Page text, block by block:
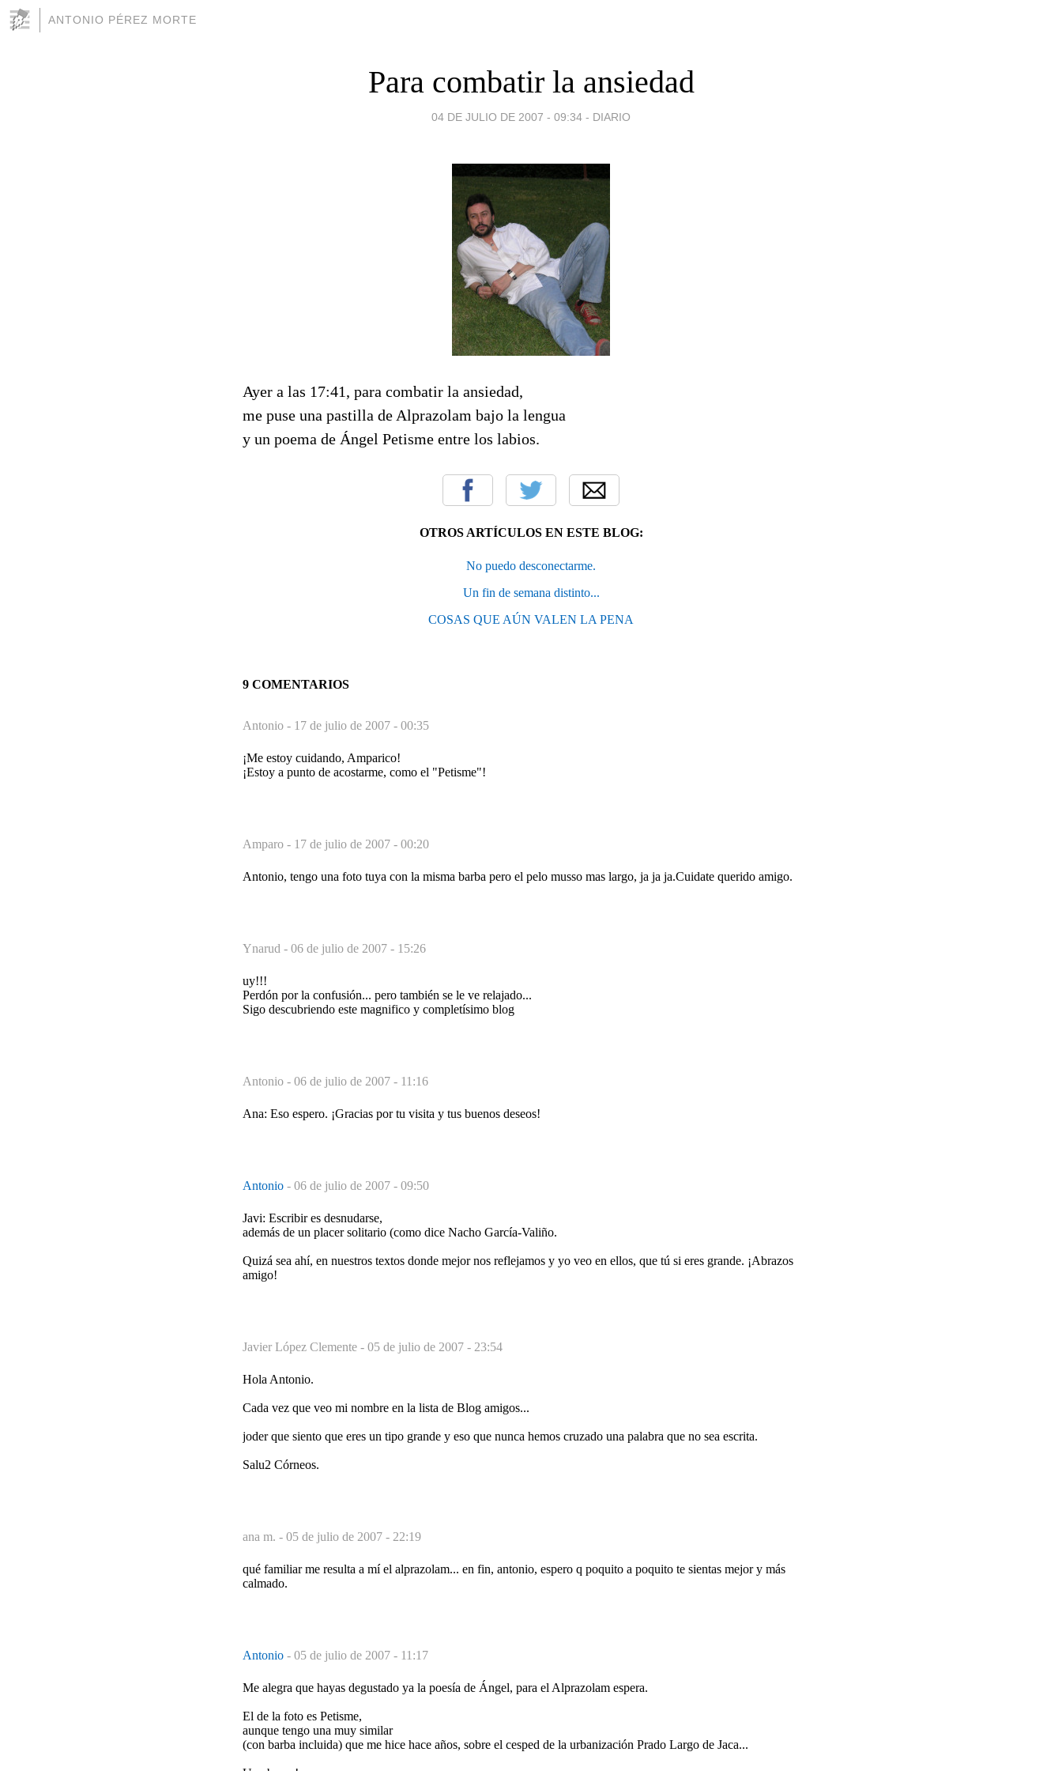
ANTONIO PÉREZ MORTE
Para combatir la ansiedad
04 DE JULIO DE 2007 - 09:34 - DIARIO
Ayer a las 17:41, para combatir la ansiedad,
me puse una pastilla de Alprazolam bajo la lengua
y un poema de Ángel Petisme entre los labios.
OTROS ARTÍCULOS EN ESTE BLOG:
No puedo desconectarme.
Un fin de semana distinto...
COSAS QUE AÚN VALEN LA PENA
9 COMENTARIOS
Antonio - 17 de julio de 2007 - 00:35
¡Me estoy cuidando, Amparico!
¡Estoy a punto de acostarme, como el "Petisme"!
Amparo - 17 de julio de 2007 - 00:20
Antonio, tengo una foto tuya con la misma barba pero el pelo musso mas largo, ja ja ja.Cuidate querido amigo.
Ynarud - 06 de julio de 2007 - 15:26
uy!!!
Perdón por la confusión... pero también se le ve relajado...
Sigo descubriendo este magnifico y completísimo blog
Antonio - 06 de julio de 2007 - 11:16
Ana: Eso espero. ¡Gracias por tu visita y tus buenos deseos!
Antonio - 06 de julio de 2007 - 09:50
Javi: Escribir es desnudarse,
además de un placer solitario (como dice Nacho García-Valiño.
Quizá sea ahí, en nuestros textos donde mejor nos reflejamos y yo veo en ellos, que tú si eres grande. ¡Abrazos
amigo!
Javier López Clemente - 05 de julio de 2007 - 23:54
Hola Antonio.
Cada vez que veo mi nombre en la lista de Blog amigos...
joder que siento que eres un tipo grande y eso que nunca hemos cruzado una palabra que no sea escrita.
Salu2 Córneos.
ana m. - 05 de julio de 2007 - 22:19
qué familiar me resulta a mí el alprazolam... en fin, antonio, espero q poquito a poquito te sientas mejor y más
calmado.
Antonio - 05 de julio de 2007 - 11:17
Me alegra que hayas degustado ya la poesía de Ángel, para el Alprazolam espera.
El de la foto es Petisme,
aunque tengo una muy similar
(con barba incluida) que me hice hace años, sobre el cesped de la urbanización Prado Largo de Jaca...